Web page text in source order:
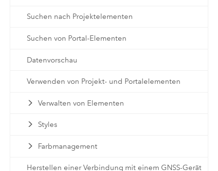
Suchen nach Projektelementen
Suchen von Portal-Elementen
Datenvorschau
Verwenden von Projekt- und Portalelementen
Verwalten von Elementen
Styles
Farbmanagement
Herstellen einer Verbindung mit einem GNSS-Gerät